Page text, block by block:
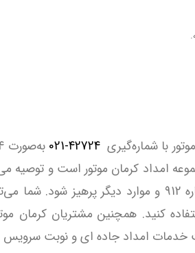
با شماره‌گیری 021-42724
امداد کرمان موتور است و
تلفن‌های همراه با پیش شماره 912 و موارد دیگر
کنید. همچنین مشتریان کرمان
خدمات امداد جاده ای و نوبت سرویس